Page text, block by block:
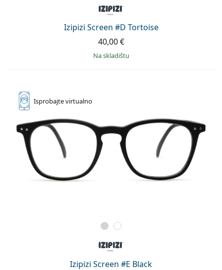
Sve marke sunčanih naočala
Izipizi Screen #D Tortoise
40,00 €
na skladištu
Isprobajtevirtualno
Izipizi Screen #E Black